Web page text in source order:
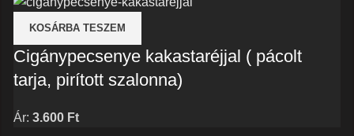
KOSÁRBA TESZEM
Cigánypecsenye kakastaréjjal ( pácolt
tarja, pirított szalonna)
Ár: 3.600 Ft